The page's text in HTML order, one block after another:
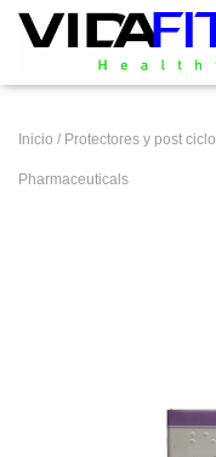
Inicio / Protectores y post ciclo
Pharmaceuticals